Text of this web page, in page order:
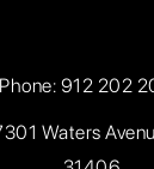
Phone: 912 202
Waters